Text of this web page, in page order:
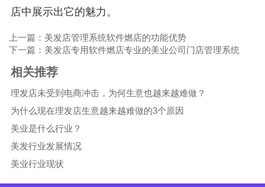
店中展示出它的魅力。
上一篇：美发店管理系统软件燃店的功能优势
下一篇：美发店专用软件燃店专业的美业公司门店管理系统
相关推荐
理发店未受到电商冲击，为何生意也越来越难做？
为什么现在理发店生意越来越难做的3个原因
美业是什么行业？
美发行业发展情况
美业行业现状